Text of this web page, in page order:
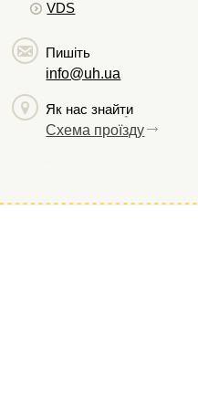
VDS
Пишіть
info@uh.ua
Як нас знайти
Схема проїзду